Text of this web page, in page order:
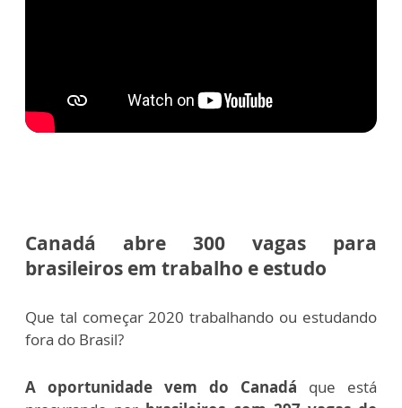
Canadá abre 300 vagas para
brasileiros em trabalho e estudo
Que tal começar 2020 trabalhando ou estudando
fora do Brasil?
A oportunidade vem do Canadá que está